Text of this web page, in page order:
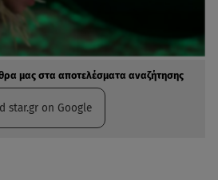
μας στα αποτελέσματα αναζήτησης
star.gr on Google